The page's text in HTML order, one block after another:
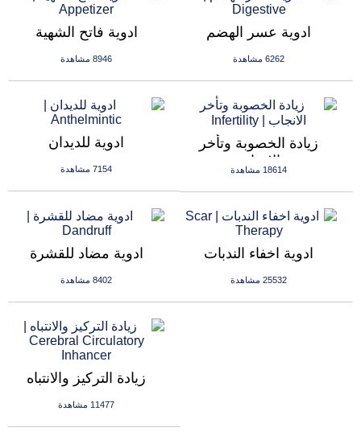
ادوية فاتح الشهية
8946 مشاهدة
ادوية عسر الهضم
6262 مشاهدة
ادوية للديدان
7154 مشاهدة
زيادة الخصوبة وتأخر
الانجاب
18614 مشاهدة
ادوية مضاد للقشرة
8402 مشاهدة
ادوية اخفاء الندبات
25532 مشاهدة
زيادة التركيز والانتباه
11477 مشاهدة